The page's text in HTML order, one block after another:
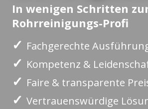
In wenigen Schritten
Rohrreinigungs-Profi
✓ Fachgerechte
✓ Kompetenz &
✓ Faire & transparente
✓ Vertrauenswürdige